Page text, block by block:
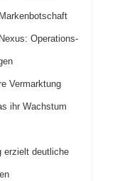
Operations-
Vermarktung
ihr Wachstum
erzielt deutliche